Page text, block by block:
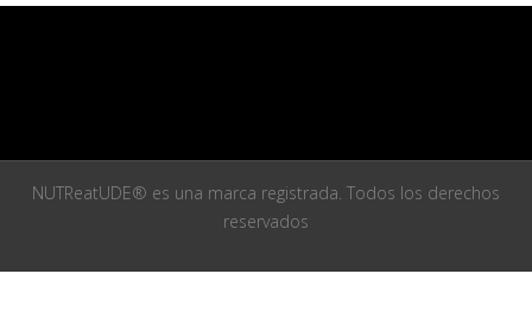
NUTReatUDE® es una marca registrada. Todos los derechos
reservados